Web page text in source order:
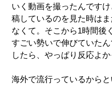
いく動画を撮ったんです
稿しているのを見た時は
なくて。そこから1時間後
すごい勢いで伸びていた
したら、やっぱり反応よか
海外で流行っているから